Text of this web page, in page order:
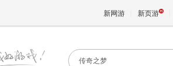
新网游 新页游